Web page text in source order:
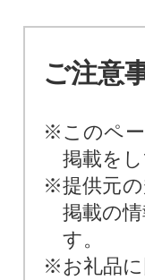
ご注意
※このペ
掲載をし
※提供元
掲載の
す。
※お礼品に